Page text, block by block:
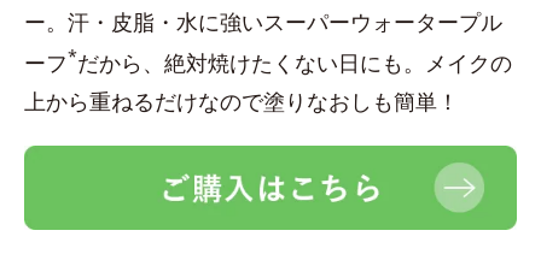
ー。汗・皮脂・水に強いスーパーウォータープル
ーフ*だから、絶対焼けたくない日にも。メイクの
上から重ねるだけなので塗りなおしも簡単！